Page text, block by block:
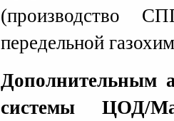
(производство
передельной
Дополнительным
системы ЦОД/